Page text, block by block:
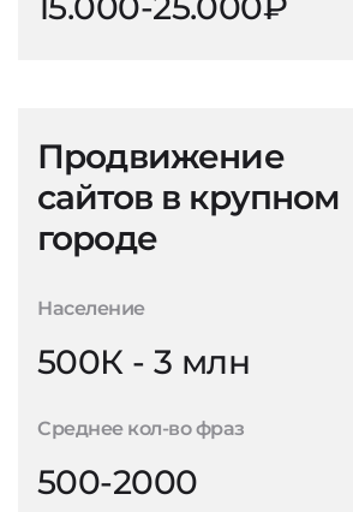
Продвижение
сайтов в крупном
городе
Население
500К - 3 млн
Среднее кол-во фраз
500-2000